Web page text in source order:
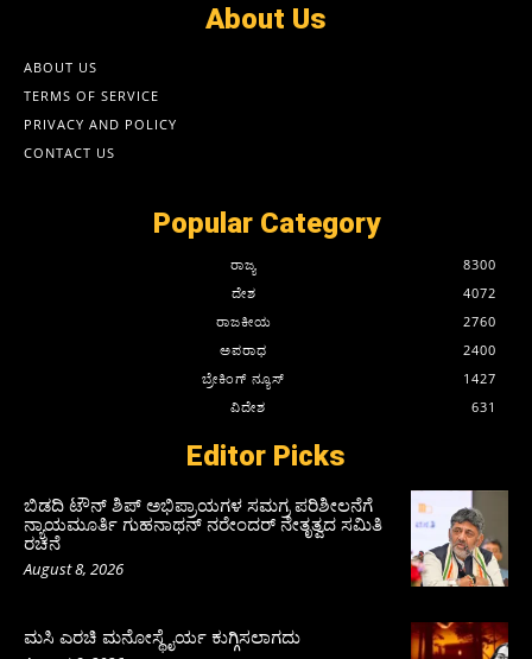
About Us
ABOUT US
TERMS OF SERVICE
PRIVACY AND POLICY
CONTACT US
Popular Category
ರಾಜ್ಯ
8300
ದೇಶ
4072
ರಾಜಕೀಯ
2760
ಅಪರಾಧ
2400
ಬ್ರೇಕಿಂಗ್ ನ್ಯೂಸ್
1427
ವಿದೇಶ
631
Editor Picks
ಬಿಡದಿ ಟೌನ್ ಶಿಪ್ ಅಭಿಪ್ರಾಯಗಳ ಸಮಗ್ರ ಪರಿಶೀಲನೆಗೆ
ನ್ಯಾಯಮೂರ್ತಿ ಗುಹನಾಥನ್ ನರೇಂದರ್ ನೇತೃತ್ವದ ಸಮಿತಿ
ರಚನೆ
August 8, 2026
ಮಸಿ ಎರಚಿ ಮನೋಸ್ಥೈರ್ಯ ಕುಗ್ಗಿಸಲಾಗದು